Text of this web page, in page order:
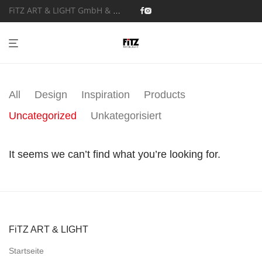
FiTZ ART & LIGHT GmbH & Co. KG
All Design Inspiration
Products
Uncategorized
Unkategorisiert
It seems we can’t find what you’re looking for.
FiTZ ART & LIGHT
Startseite